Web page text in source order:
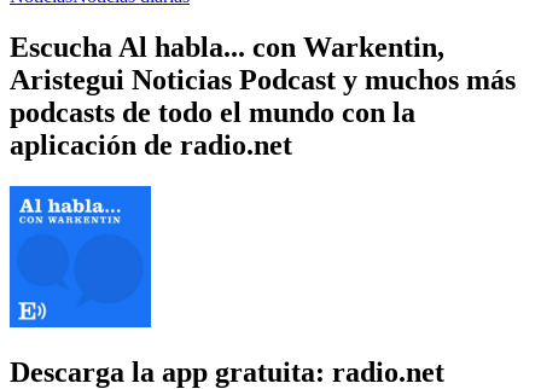
Escucha Al habla... con Warkentin,
Aristegui Noticias Podcast y muchos más
podcasts de todo el mundo con la
aplicación de radio.net
Descarga la app gratuita: radio.net